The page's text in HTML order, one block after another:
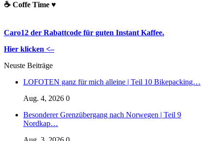
☕️ Coffe Time ♥️
Caro12 der Rabattcode für guten Instant Kaffee.
Hier klicken <–
Neuste Beiträge
LOFOTEN ganz für mich alleine | Teil 10 Bikepacking…
Aug. 4, 2026 0
Besonderer Grenzübergang nach Norwegen | Teil 9
Nordkap…